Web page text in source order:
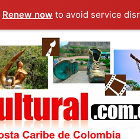
Renew now to avoid service